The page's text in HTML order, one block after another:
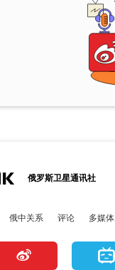
俄罗斯卫星通讯社
俄中关系 评论 多媒体